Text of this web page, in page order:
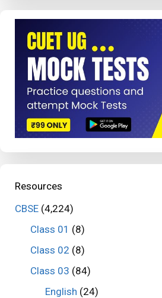
Resources
CBSE (4,224)
Class 01 (8)
Class 02 (8)
Class 03 (84)
English (24)